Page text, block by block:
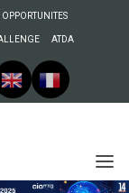
OPPORTUNITES
ATDA